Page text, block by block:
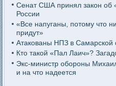
Сенат США принял закон об
России
«Все напуганы, потому что
придут»
Атакованы НПЗ в Самарской
Кто такой «Пал Лаич»?
Экс-министр обороны
и на что надеется